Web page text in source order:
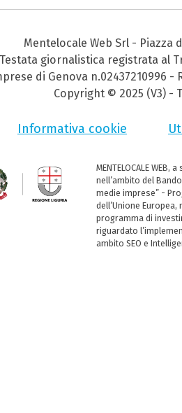
Mentelocale Web Srl - Piazza
Testata giornalistica registrata al
di Genova n.02437210996 -
Copyright © 2025 (V3) -
Informativa cookie
MENTELOCALE
nell’ambito del
medie imprese” -
dell’Unione Europea,
programma di
riguardato
ambito SEO e